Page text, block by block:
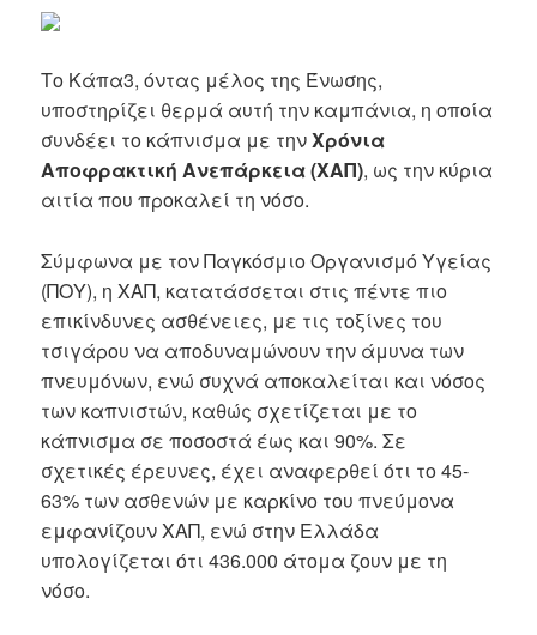
Το Κάπα3, όντας μέλος της Ένωσης,
υποστηρίζει θερμά αυτή την καμπάνια, η οποία
συνδέει το κάπνισμα με τηνΧρόνια
Αποφρακτική Ανεπάρκεια (ΧΑΠ), ως την κύρια
αιτία που προκαλεί τη νόσο.
Σύμφωνα με τον Παγκόσμιο Οργανισμό Υγείας
(ΠΟΥ), η ΧΑΠ, κατατάσσεται στις πέντε πιο
επικίνδυνες ασθένειες, με τις τοξίνες του
τσιγάρου να αποδυναμώνουν την άμυνα των
πνευμόνων, ενώ συχνά αποκαλείται και νόσος
των καπνιστών, καθώς σχετίζεται με το
κάπνισμα σε ποσοστά έως και 90%. Σε
σχετικές έρευνες, έχει αναφερθεί ότι το 45-
63% των ασθενών με καρκίνο του πνεύμονα
εμφανίζουν ΧΑΠ, ενώ στην Ελλάδα
υπολογίζεται ότι 436.000 άτομα ζουν με τη
νόσο.